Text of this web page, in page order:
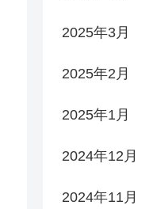
2025年3月
2025年2月
2025年1月
2024年12月
2024年11月